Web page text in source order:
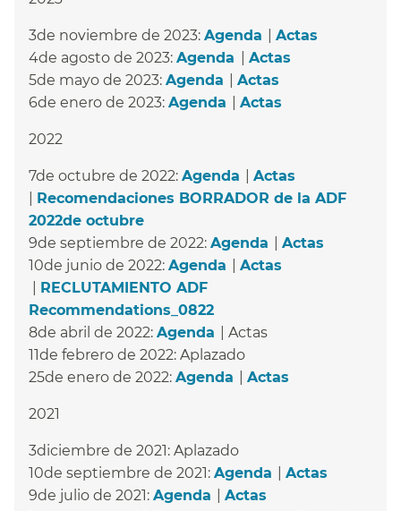
3de noviembre de 2023: Agenda Actas
4de agosto de 2023: Agenda Actas
5de mayo de 2023: Agenda Actas
6de enero de 2023: Agenda Actas
2022
7de octubre de 2022: Agenda Actas
Recomendaciones BORRADOR de la ADF
2022de octubre
9de septiembre de 2022: Agenda Actas
10de junio de 2022: Agenda Actas
RECLUTAMIENTO ADF
Recommendations_0822
8de abril de 2022: Agenda ​​ | Actas​​
11de febrero de 2022: Aplazado​​
25de enero de 2022: Agenda Actas
2021
3diciembre de 2021: Aplazado​​
10de septiembre de 2021: Agenda Actas
9de julio de 2021: Agenda Actas